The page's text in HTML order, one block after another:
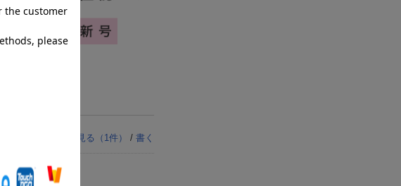
レビューを見る（ 1件） / 書く